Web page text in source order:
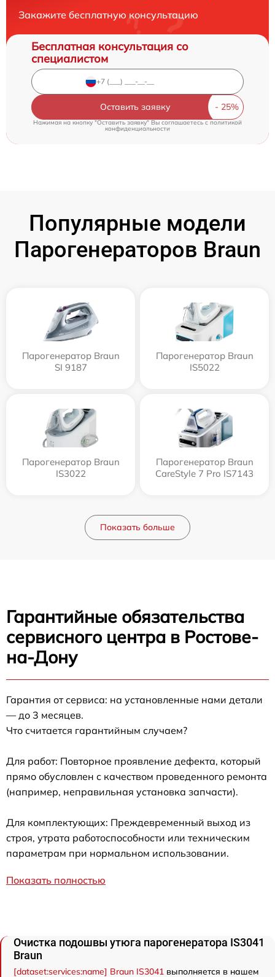
Закажите бесплатную консультацию
Бесплатная консультация со
специалистом
Оставить заявку
Нажимая на кнопку "Оставить заявку" Вы соглашаетесь cполитикой
конфиденциальности
Популярные модели
Парогенераторов Braun
Парогенератор Braun
SI 9187
Парогенератор Braun
IS5022
Парогенератор Braun
IS3022
Парогенератор Braun
CareStyle 7 Pro IS7143
Показать больше
Гарантийные обязательства
сервисного центра в Ростове-
на-Дону
Гарантия от сервиса: на установленные нами детали
— до 3 месяцев.
Что считается гарантийным случаем?
Для работ: Повторное проявление дефекта, который
прямо обусловлен с качеством проведенного ремонта
(например, неправильная установка запчасти).
Для комплектующих: Преждевременный выход из
строя, утрата работоспособности или техническим
параметрам при нормальном использовании.
Показать полностью
Очистка подошвы утюга парогенератора IS3041
Braun
[dataset:services:name] Braun IS3041 выполняется в нашем